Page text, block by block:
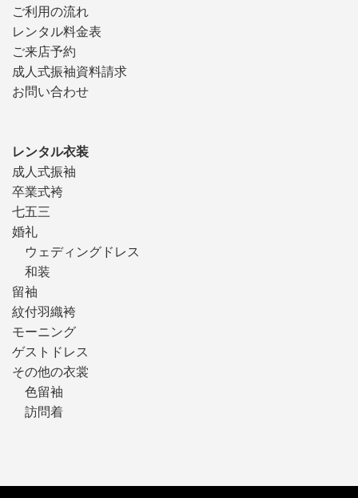
ご利用の流れ
レンタル料金表
ご来店予約
成人式振袖資料請求
お問い合わせ
レンタル衣装
成人式振袖
卒業式袴
七五三
婚礼
ウェディングドレス
和装
留袖
紋付羽織袴
モーニング
ゲストドレス
その他の衣裳
色留袖
訪問着